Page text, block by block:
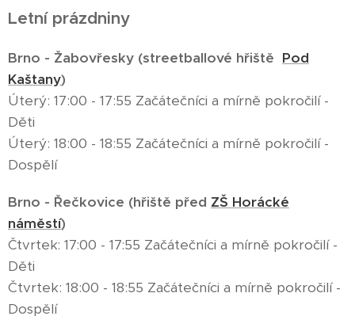
Letní prázdniny
Brno - Žabovřesky (streetballové hřiště Pod
Kaštany)
Úterý: 17:00 - 17:55 Začátečníci a mírně pokročilí -
Děti
Úterý: 18:00 - 18:55 Začátečníci a mírně pokročilí -
Dospělí
Brno - Řečkovice (hřiště před ZŠ Horácké
náměstí)
Čtvrtek: 17:00 - 17:55 Začátečníci a mírně pokročilí -
Děti
Čtvrtek: 18:00 - 18:55 Začátečníci a mírně pokročilí -
Dospělí